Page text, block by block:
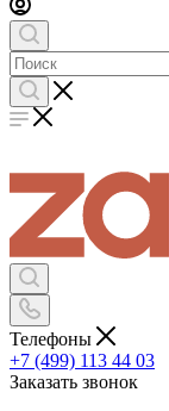
Телефоны
+7 (499) 113 44 03
Заказать звонок